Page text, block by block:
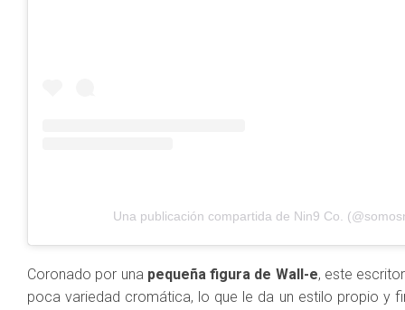
Una publicación compartida de Nin9 Co.
Coronado por unapequeña figura de Wall-e, este
poca variedad cromática, lo que le da un estilo propio y